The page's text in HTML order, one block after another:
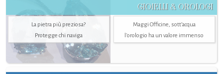
GIOIELLI & OROLOGI
La pietra più preziosa?
Protegge chi naviga
Maggi Officine, sott’acqua
l'orologio ha un valore immenso